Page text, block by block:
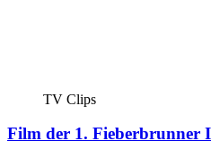
TV Clips
Film der 1. Fieberbrunner